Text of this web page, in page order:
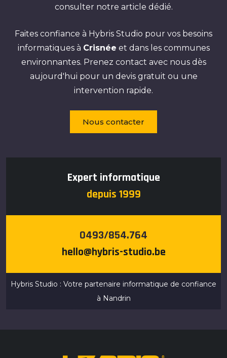
consulter notre article dédié.
Faites confiance à Hybris Studio pour vos besoins
informatiques à Crisnée et dans les communes
environnantes. Prenez contact avec nous dès
aujourd'hui pour un devis gratuit ou une
intervention rapide.
Nous contacter
Expert informatique
depuis 1999
0493/854.764
hello@hybris-studio.be
Hybris Studio : Votre partenaire informatique de confiance
à Nandrin